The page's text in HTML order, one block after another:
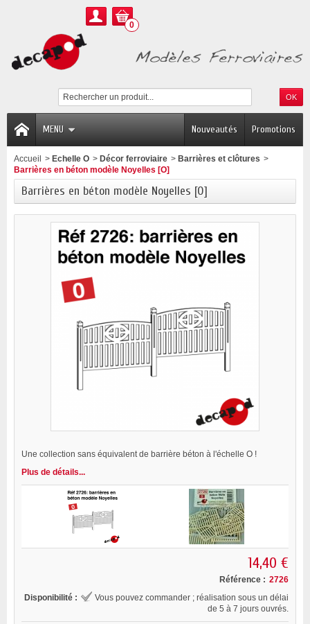
0
MENU Promotions
Nouveautés
Accueil > Echelle O > Décor ferroviaire > Barrières et clôtures >
Barrières en béton modèle Noyelles [O]
Barrières en béton modèle Noyelles [O]
Une collection sans équivalent de barrière béton à l'échelle O !
Plus de détails...
14,40 €
Référence : 2726
Disponibilité :
Vous pouvez commander ; réalisation sous un délai
de 5 à 7 jours ouvrés.